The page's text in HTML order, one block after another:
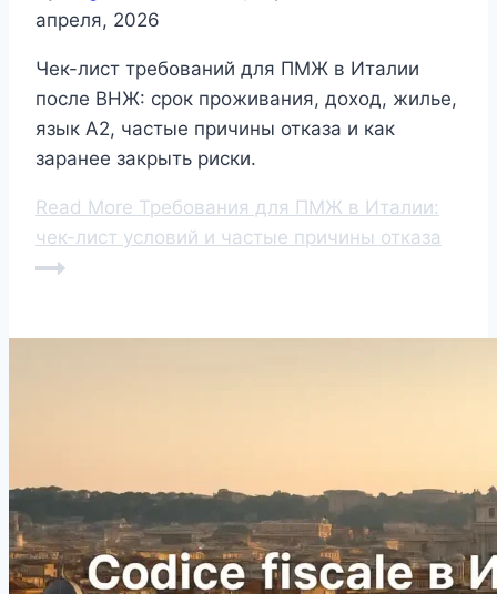
апреля, 2026
Чек-лист требований для ПМЖ в Италии
после ВНЖ: срок проживания, доход, жилье,
язык A2, частые причины отказа и как
заранее закрыть риски.
Read More Требования для ПМЖ в Италии:
чек-лист условий и частые причины отказа